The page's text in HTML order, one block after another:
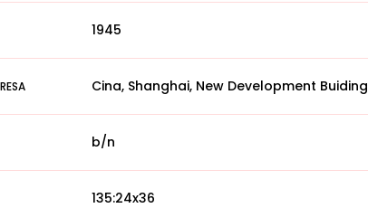
1945
Cina, Shanghai, New Development Buiding
b/n
135:24x36